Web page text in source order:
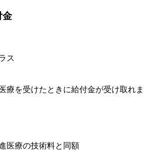
金
ス
療を受けたときに給付金が受け取れま
医療の技術料と同額